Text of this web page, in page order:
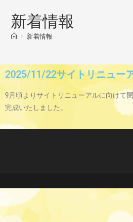
新着情報
> 新着情報
2025/11/22サイトリニュー
9月頃よりサイトリニューアルに向けて
完成いたしました。